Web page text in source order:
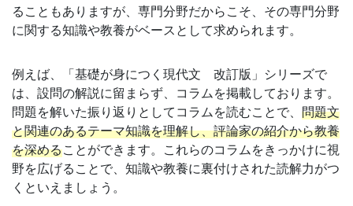
ることもありますが、専門分野だからこそ、その専門分野
に関する知識や教養がベースとして求められます。
例えば、「基礎が身につく現代文 改訂版」シリーズで
は、設問の解説に留まらず、コラムを掲載しております。
問題を解いた振り返りとしてコラムを読むことで、 問題文
と関連のあるテーマ知識を理解し、評論家の紹介から教養
を深めることができます。これらのコラムをきっかけに視
野を広げることで、知識や教養に裏付けされた読解力がつ
くといえましょう。